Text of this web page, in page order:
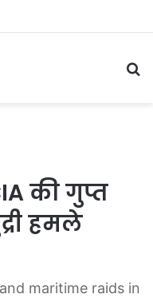
की गुप्त
हमले
maritime raids in